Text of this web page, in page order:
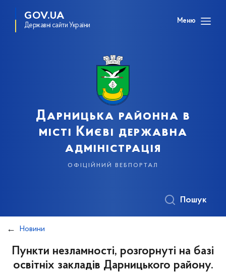
GOV.UA
Державні сайти України
Меню
Дарницька районна в
місті Києві державна
адміністрація
офіційний вебпортал
Пошук
Новини
Пункти незламності, розгорнуті на базі
освітніх закладів Дарницького району.